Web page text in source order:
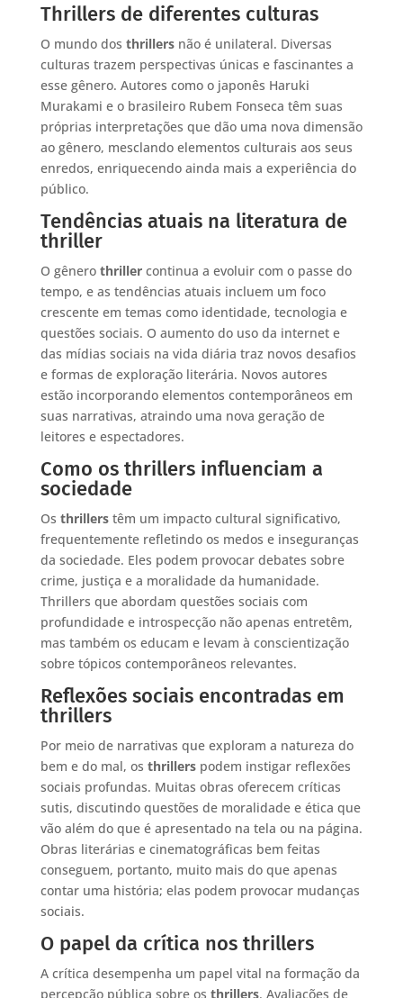
Thrillers de diferentes culturas
O mundo dos thrillersnão é unilateral. Diversas
culturas trazem perspectivas únicas e fascinantes a
esse gênero. Autores como o japonês Haruki
Murakami e o brasileiro Rubem Fonseca têm suas
próprias interpretações que dão uma nova dimensão
ao gênero, mesclando elementos culturais aos seus
enredos, enriquecendo ainda mais a experiência do
público.
Tendências atuais na literatura de
thriller
O gênero thrillercontinua a evoluir com o passe do
tempo, e as tendências atuais incluem um foco
crescente em temas como identidade, tecnologia e
questões sociais. O aumento do uso da internet e
das mídias sociais na vida diária traz novos desafios
e formas de exploração literária. Novos autores
estão incorporando elementos contemporâneos em
suas narrativas, atraindo uma nova geração de
leitores e espectadores.
Como os thrillers influenciam a
sociedade
Os thrillerstêm um impacto cultural significativo,
frequentemente refletindo os medos e inseguranças
da sociedade. Eles podem provocar debates sobre
crime, justiça e a moralidade da humanidade.
Thrillers que abordam questões sociais com
profundidade e introspecção não apenas entretêm,
mas também os educam e levam à conscientização
sobre tópicos contemporâneos relevantes.
Reflexões sociais encontradas em
thrillers
Por meio de narrativas que exploram a natureza do
bem e do mal, os thrillerspodem instigar reflexões
sociais profundas. Muitas obras oferecem críticas
sutis, discutindo questões de moralidade e ética que
vão além do que é apresentado na tela ou na página.
Obras literárias e cinematográficas bem feitas
conseguem, portanto, muito mais do que apenas
contar uma história; elas podem provocar mudanças
sociais.
O papel da crítica nos thrillers
A crítica desempenha um papel vital na formação da
percepção pública sobre os thrillers. Avaliações de